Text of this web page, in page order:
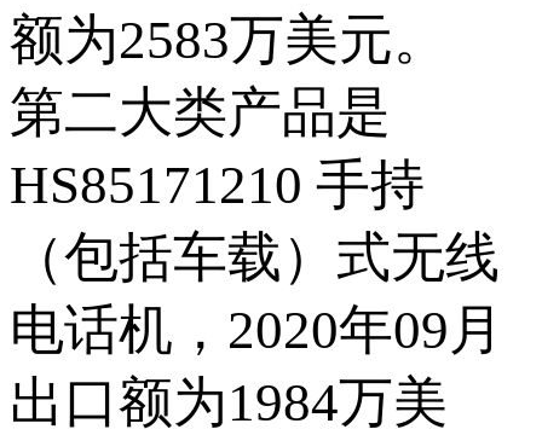
额为2583万美元。
第二大类产品是
HS85171210 手持
（包括车载）式无线
电话机，2020年09月
出口额为1984万美